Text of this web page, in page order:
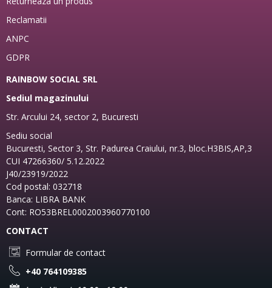
Reclamatii
ANPC
GDPR
RAINBOW SOCIAL SRL
Sediul magazinului
Str. Arcului 24, sector 2, Bucuresti
Sediu social
Bucuresti, Sector 3, Str. Padurea Craiului, nr.3, bloc.H3BIS,AP,3
CUI 47266360/ 5.12.2022
J40/23919/2022
Cod postal: 032718
Banca: LIBRA BANK
Cont: RO53BREL0002003960770100
CONTACT
Formular de contact
+40 764109385